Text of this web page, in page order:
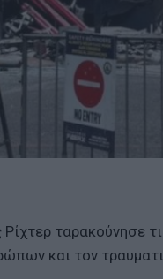
ταρακούνησε
και τον